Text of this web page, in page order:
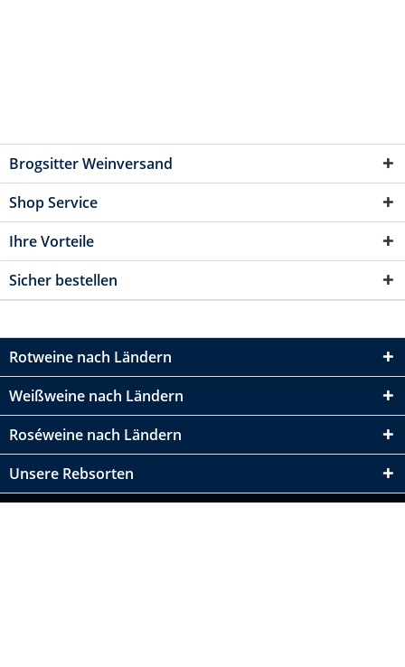
Brogsitter Weinversand
Shop Service
Ihre Vorteile
Sicher bestellen
Rotweine nach Ländern
Weißweine nach Ländern
Roséweine nach Ländern
Unsere Rebsorten